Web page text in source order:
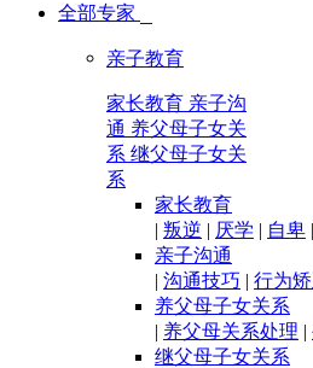
全部专家
亲子教育
家长教育 亲子沟
通 养父母子女关
系 继父母子女关
系
家长教育
| 叛逆 | 厌学 | 自卑 |
亲子沟通
| 沟通技巧 | 行为
养父母子女关系
| 养父母关系处理 |
继父母子女关系